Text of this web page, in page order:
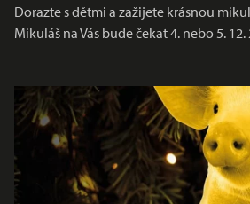
Dorazte s dětmi a zažijete krásnou
Mikuláš na Vás bude čekat 4. nebo 5.